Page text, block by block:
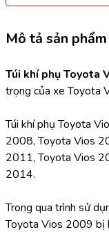
Mô tả sản phẩm
Túi khí phụ Toyota
trọng của xe Toyota
Túi khí phụ Toyota
2008, Toyota Vios
2011, Toyota Vios
2014.
Trong qua trình sử
Toyota Vios 2009 bị